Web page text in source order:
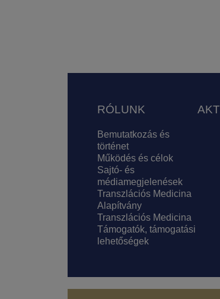
Lábléc
RÓLUNK
Bemutatkozás és
történet
Működés és célok
Sajtó- és
médiamegjelenések
Transzlációs Medicina
Alapítvány
Transzlációs Medicina
Támogatók, támogatási
lehetőségek